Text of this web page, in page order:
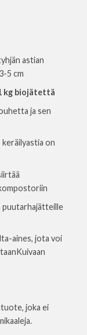
astian
5 cm
kg biojätettä
ja sen
keräilyastia on
puutarhajätteille
aines, jota voi
joka ei